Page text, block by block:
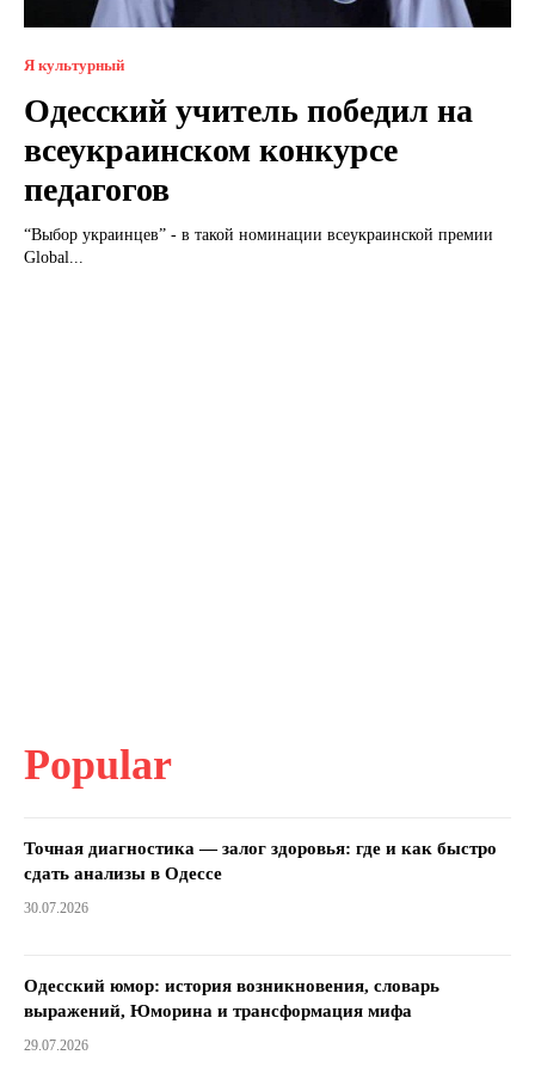
Я культурный
Одесский учитель победил на
всеукраинском конкурсе
педагогов
“Выбор украинцев” - в такой номинации всеукраинской премии
Global...
Popular
Точная диагностика — залог здоровья: где и как быстро
сдать анализы в Одессе
30.07.2026
Одесский юмор: история возникновения, словарь
выражений, Юморина и трансформация мифа
29.07.2026